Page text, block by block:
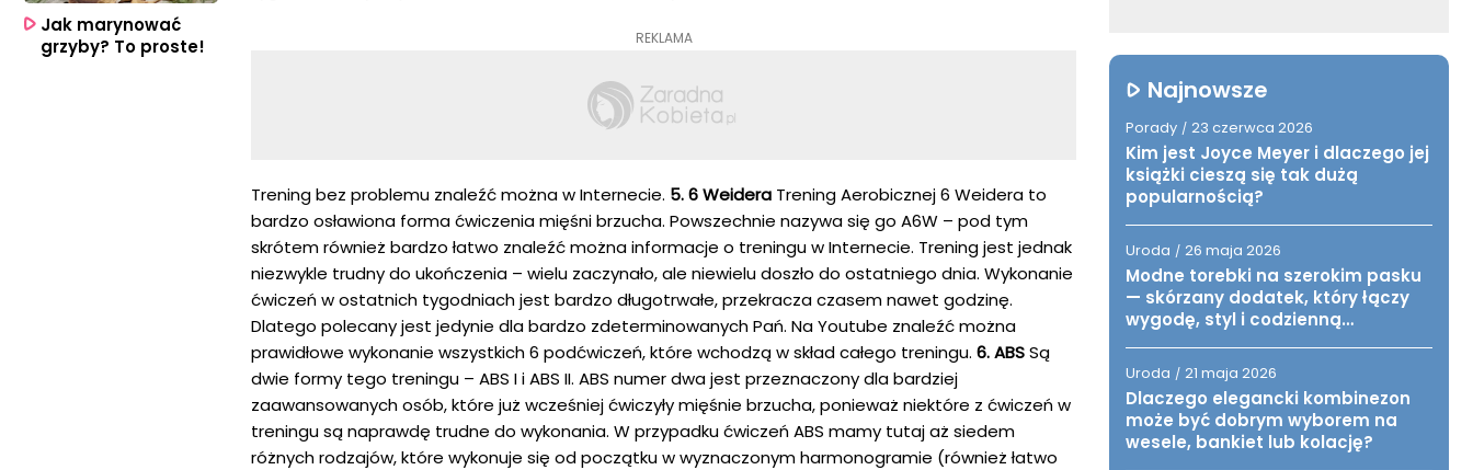
REKLAMA
Trening bez problemu znaleźć można w Internecie. 5. 6 Weidera Trening Aerobicznej 6 Weidera to
bardzo osławiona forma ćwiczenia mięśni brzucha. Powszechnie nazywa się go A6W – pod tym
skrótem również bardzo łatwo znaleźć można informacje o treningu w Internecie. Trening jest jednak
niezwykle trudny do ukończenia – wielu zaczynało, ale niewielu doszło do ostatniego dnia. Wykonanie
ćwiczeń w ostatnich tygodniach jest bardzo długotrwałe, przekracza czasem nawet godzinę.
Dlatego polecany jest jedynie dla bardzo zdeterminowanych Pań. Na Youtube znaleźć można
prawidłowe wykonanie wszystkich 6 podćwiczeń, które wchodzą w skład całego treningu. 6. ABSSą
dwie formy tego treningu – ABS I i ABS II. ABS numer dwa jest przeznaczony dla bardziej
zaawansowanych osób, które już wcześniej ćwiczyły mięśnie brzucha, ponieważ niektóre z ćwiczeń w
treningu są naprawdę trudne do wykonania. W przypadku ćwiczeń ABS mamy tutaj aż siedem
różnych rodzajów, które wykonuje się od początku w wyznaczonym harmonogramie (również łatwo
Jak marynować
grzyby? To proste!
Najnowsze
Porady / 23 czerwca 2026
Kim jest Joyce Meyer i dlaczego jej
książki cieszą się tak dużą
popularnością?
Uroda / 26 maja 2026
Modne torebki na szerokim pasku
— skórzany dodatek, który łączy
wygodę, styl i codzienną
Uroda / 21 maja 2026
Dlaczego elegancki kombinezon
może być dobrym wyborem na
wesele, bankiet lub kolację?